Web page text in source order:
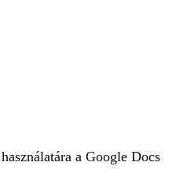
a Google Docs